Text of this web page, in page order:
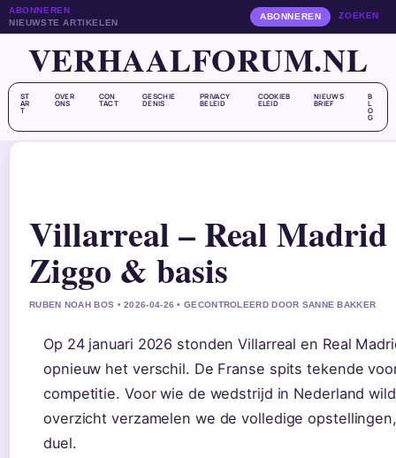
ABONNEREN
NIEUWSTE ARTIKELEN
ABONNEREN ZOEKEN
VERHAALFORUM.NL
ST
AR
T
OVER
ONS
CON
TACT
GESCHIE
DENIS
PRIVACY
BELEID
COOKIEB
ELEID
NIEUWS
BRIEF
B
L
O
G
Villarreal – Real Madrid
Ziggo & basis
RUBEN NOAH BOS • 2026-04-26 • GECONTROLEERD DOOR SANNE BAKKER
Op 24 januari 2026 stonden Villarreal en Real
opnieuw het verschil. De Franse spits tekende
competitie. Voor wie de wedstrijd in Nederland
overzicht verzamelen we de volledige
duel.